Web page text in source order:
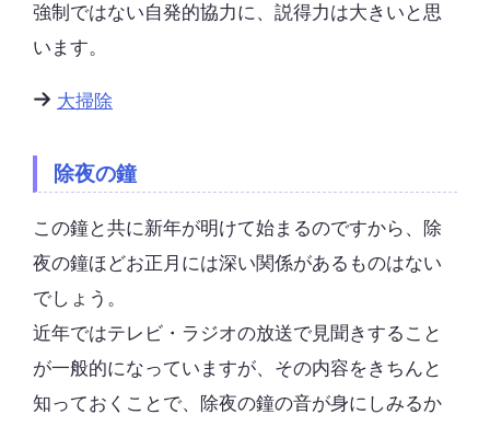
強制ではない自発的協力に、説得力は大きいと思
います。
大掃除
除夜の鐘
この鐘と共に新年が明けて始まるのですから、除
夜の鐘ほどお正月には深い関係があるものはない
でしょう。
近年ではテレビ・ラジオの放送で見聞きすること
が一般的になっていますが、その内容をきちんと
知っておくことで、除夜の鐘の音が身にしみるか